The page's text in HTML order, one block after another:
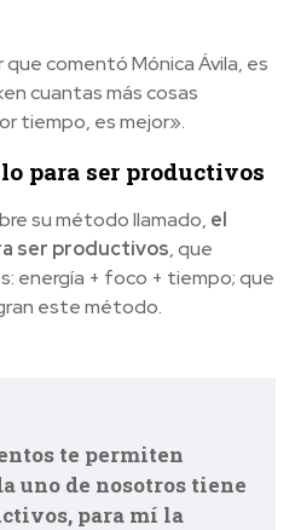
comentó Mónica Ávila, es
cuantas más cosas
tiempo, es mejor».
para ser productivos
su método llamado, el
ser productivos, que
energía + foco + tiempo; que
este método.
te permiten
uno de nosotros tiene
para mí la